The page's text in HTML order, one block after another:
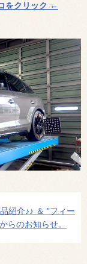
をクリック ←
紹介♪♪ ＆ ”フィー
らのお知らせ。